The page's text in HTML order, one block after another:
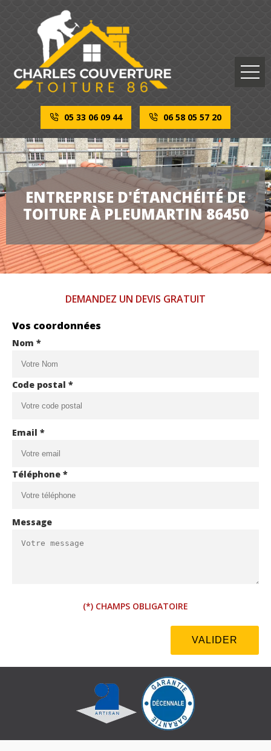
05 33 06 09 44 06 58 05 57 20
ENTREPRISE D'ÉTANCHÉITÉ DE
TOITURE À PLEUMARTIN 86450
DEMANDEZ UN DEVIS GRATUIT
Vos coordonnées
Nom *
Code postal *
Email *
Téléphone *
Message
(*) CHAMPS OBLIGATOIRE